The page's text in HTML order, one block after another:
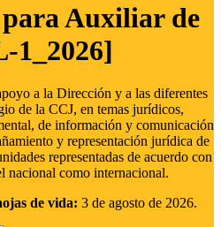
Auxiliar de
a la Dirección y a las diferentes
de la CCJ, en temas jurídicos,
de información y comunicación
y representación jurídica de
representadas de acuerdo con
nacional como internacional.
de vida: 3 de agosto de 2026.